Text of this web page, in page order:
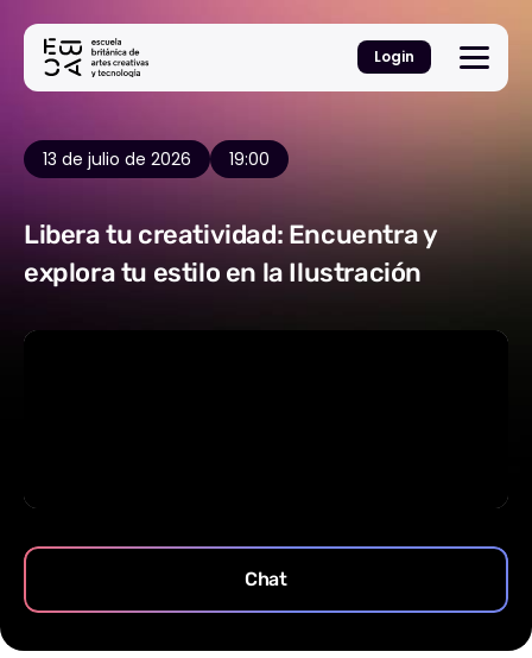
Login
13 de julio de 2026 19:00
Libera tu creatividad: Encuentra y
explora tu estilo en la Ilustración
Chat